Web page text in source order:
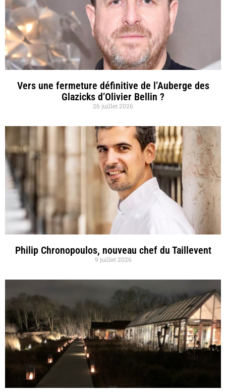
Vers une fermeture définitive de l’Auberge des
Glazicks d’Olivier Bellin ?
26 juillet 2026
Philip Chronopoulos, nouveau chef du Taillevent
9 juillet 2026